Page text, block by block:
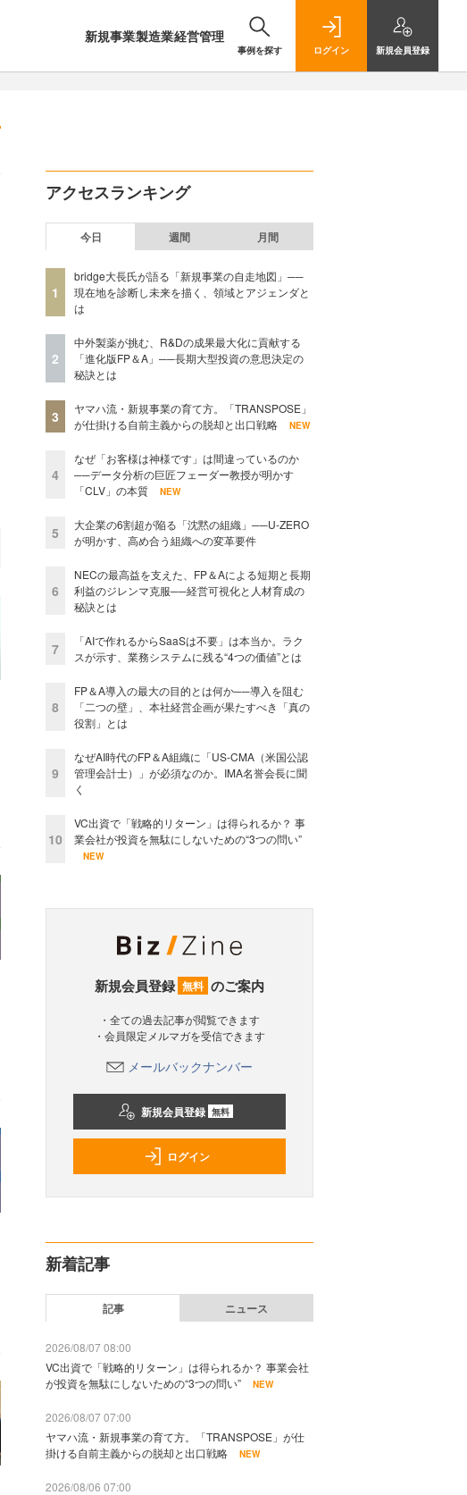
新規事業製造業経営管理
事例を探す ログイン 新規会員登録
アクセスランキング
今日 週間 月間
1
bridge大長氏が語る「新規事業の自走地図」──
現在地を診断し未来を描く、領域とアジェンダと
は
2
中外製薬が挑む、R&Dの成果最大化に貢献する
「進化版FP＆A」──長期大型投資の意思決定の
秘訣とは
3
ヤマハ流・新規事業の育て方。「TRANSPOSE」
が仕掛ける自前主義からの脱却と出口戦略
NEW
4
なぜ「お客様は神様です」は間違っているのか
──データ分析の巨匠フェーダー教授が明かす
「CLV」の本質
NEW
5
大企業の6割超が陥る「沈黙の組織」──U-ZERO
が明かす、高め合う組織への変革要件
6
NECの最高益を支えた、FP＆Aによる短期と長期
利益のジレンマ克服──経営可視化と人材育成の
秘訣とは
7
「AIで作れるからSaaSは不要」は本当か。ラク
スが示す、業務システムに残る“4つの価値”とは
8
FP＆A導入の最大の目的とは何か──導入を阻む
「二つの壁」、本社経営企画が果たすべき「真の
役割」とは
9
なぜAI時代のFP＆A組織に「US-CMA（米国公認
管理会計士）」が必須なのか。IMA名誉会長に聞
く
10
VC出資で「戦略的リターン」は得られるか？ 事
業会社が投資を無駄にしないための“3つの問い”
NEW
新規会員登録 無料 のご案内
・全ての過去記事が閲覧できます
・会員限定メルマガを受信できます
メールバックナンバー
新規会員登録 無料
ログイン
新着記事
記事 ニュース
2026/08/07 08:00
VC出資で「戦略的リターン」は得られるか？ 事業会社
が投資を無駄にしないための“3つの問い”
NEW
2026/08/07 07:00
ヤマハ流・新規事業の育て方。「TRANSPOSE」が仕
掛ける自前主義からの脱却と出口戦略
NEW
2026/08/06 07:00